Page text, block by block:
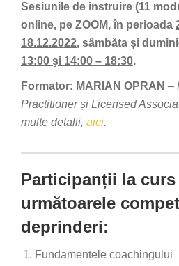
Sesiunile de instruire (11
online, pe ZOOM, în perioada
18.12.2022, sâmbăta și
13:00 şi 14:00 – 18:30.
Formator: MARIAN OPRAN –
Practitioner și Licensed
multe detalii, aici.
Participanții la
următoarele
deprinderi:
Fundamentele coachingului